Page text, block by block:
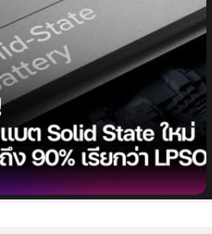
ยจีนคิดค้น แบต Solid
กกว่าแบบเดิมถึง 90%